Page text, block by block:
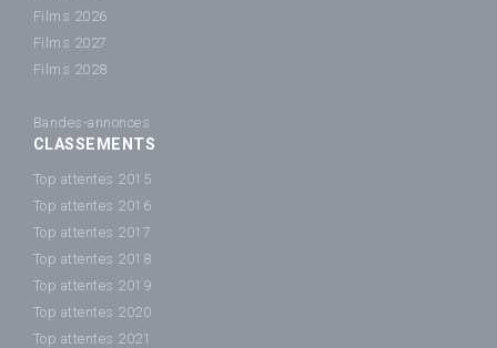
Films 2026
Films 2027
Films 2028
Bandes-annonces
CLASSEMENTS
Top attentes 2015
Top attentes 2016
Top attentes 2017
Top attentes 2018
Top attentes 2019
Top attentes 2020
Top attentes 2021